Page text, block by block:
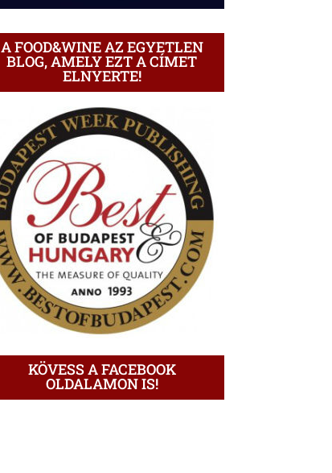
A FOOD&WINE AZ EGYETLEN
BLOG, AMELY EZT A CÍMET
ELNYERTE!
KÖVESS A FACEBOOK
OLDALAMON IS!